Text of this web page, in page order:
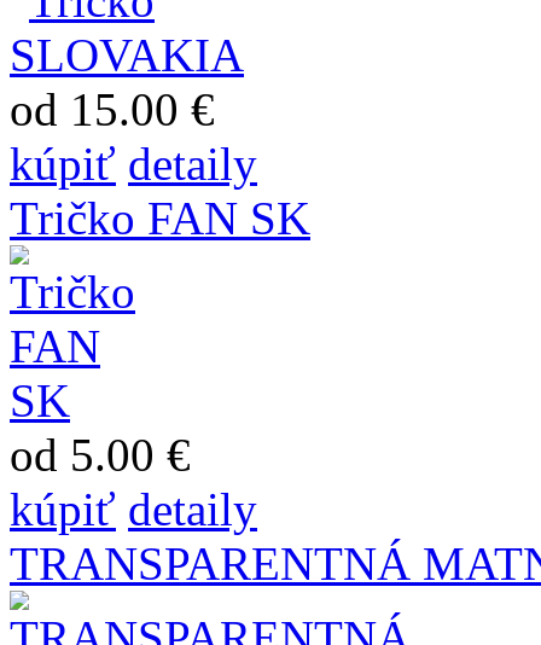
od 15.00 €
kúpiť detaily
Tričko FAN SK
od 5.00 €
kúpiť detaily
TRANSPARENTNÁ